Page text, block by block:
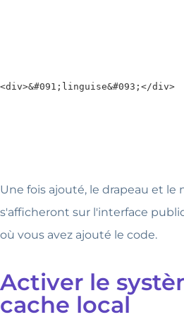
<div>&#091;linguise&#093;</div>
Une fois ajouté, le drapeau et le
s'afficheront sur l'interface
où vous avez ajouté le code.
Activer le
cache local